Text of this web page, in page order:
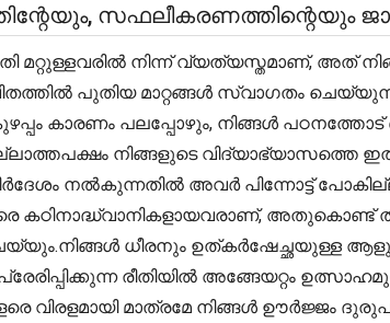
സഫലീകരണത്തിന്റെയും
മറ്റുള്ളവരിൽ നിന്ന് വ്യത്യസ്തമാണ്, അത്
പുതിയ മാറ്റങ്ങൾ സ്വാഗതം
കാരണം പലപ്പോഴും, നിങ്ങൾ
നിങ്ങളുടെ വിദ്യാഭ്യാസത്തെ
നൽകുന്നതിൽ അവർ പിന്നോട്ട്
കഠിനാദ്ധ്വാനികളായവരാണ്, അതുകൊണ്ട്
ധീരനും ഉത്കർഷേച്ഛയുള്ള
രീതിയിൽ അങ്ങേയറ്റം
വിരളമായി മാത്രമേ നിങ്ങൾ